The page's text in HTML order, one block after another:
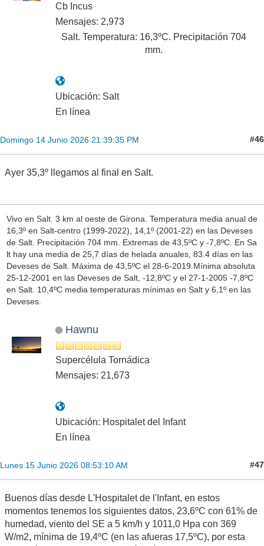
Cb Incus
Mensajes: 2,973
Salt. Temperatura: 16,3ºC. Precipitación 704
mm.
Ubicación: Salt
En línea
Domingo 14 Junio 2026 21:39:35 PM #46
Ayer 35,3º llegamos al final en Salt.
Vivo en Salt. 3 km al oeste de Girona. Temperatura media anual de
16,3º en Salt-centro (1999-2022), 14,1º (2001-22) en las Deveses
de Salt. Precipitación 704 mm. Extremas de 43,5ºC y -7,8ºC. En Sa
lt hay una media de 25,7 días de helada anuales, 83.4 días en las
Deveses de Salt. Máxima de 43,5ºC el 28-6-2019.Mínima absoluta
25-12-2001 en las Deveses de Salt, -12,8ºC y el 27-1-2005 -7,8ºC
en Salt. 10,4ºC media temperaturas mínimas en Salt y 6,1º en las
Deveses.
Hawnu
Supercélula Tornádica
Mensajes: 21,673
Ubicación: Hospitalet del Infant
En línea
Lunes 15 Junio 2026 08:53:10 AM #47
Buenos días desde L'Hospitalet de l'Infant, en estos
momentos tenemos los siguientes datos, 23,6ºC con 61% de
humedad, viento del SE a 5 km/h y 1011,0 Hpa con 369
W/m2, mínima de 19,4ºC (en las afueras 17,5ºC), por esta